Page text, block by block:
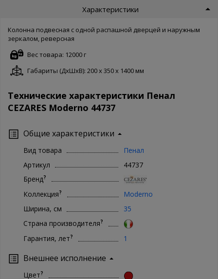
Характеристики
Колонна подвесная с одной распашной дверцей и наружным
зеркалом, реверсная
Вес товара: 12000 г
Габариты (ДxШxВ): 200 x 350 x 1400 мм
Технические характеристики Пенал
CEZARES Moderno 44737
Общие характеристики
Вид товара
Пенал
Артикул
44737
Бренд?
Коллекция?
Moderno
Ширина, см
35
Страна производителя?
Гарантия, лет? 1
Внешнее исполнение
Цвет?